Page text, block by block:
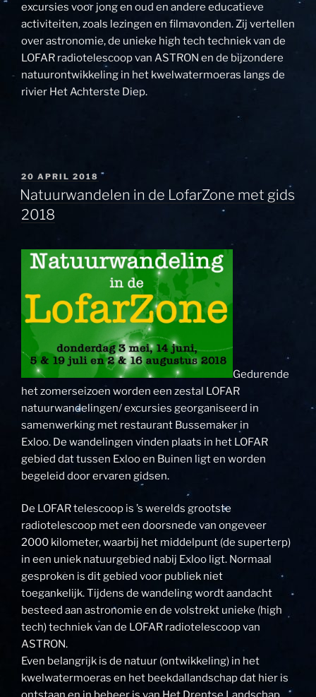
excursies voor jong en oud en andere educatieve
activiteiten, zoals lezingen en filmavonden. Zij vertellen
over astronomie, de unieke high tech techniek van de
LOFAR radiotelescoop van ASTRON en de bijzondere
natuurontwikkeling in het kwelwatermoeras langs de
rivier Het Achterste Diep.
GEPLAATST
OP
20 APRIL 2018
Natuurwandelen in de LofarZone met gids
2018
Gedurende
het zomerseizoen worden een zestal LOFAR
natuurwandelingen/ excursies georganiseerd in
samenwerking met restaurant Bussemaker in
Exloo. De wandelingen vinden plaats in het LOFAR
gebied dat tussen Exloo en Buinen ligt en worden
begeleid door ervaren gidsen.
De LOFAR telescoop is ’s werelds grootste
radiotelescoop met een doorsnede van ongeveer
2000 kilometer, waarbij het middelpunt (de superterp)
in een uniek natuurgebied nabij Exloo ligt. Normaal
gesproken is dit gebied voor publiek niet
toegankelijk. Tijdens de wandeling wordt aandacht
besteed aan astronomie en de volstrekt unieke (high
tech) techniek van de LOFAR radiotelescoop van
ASTRON.
Even belangrijk is de natuur (ontwikkeling) in het
kwelwatermoeras en het beekdallandschap dat hier is